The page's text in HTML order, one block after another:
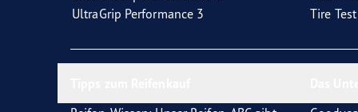
UltraGrip Performance 3
Tire